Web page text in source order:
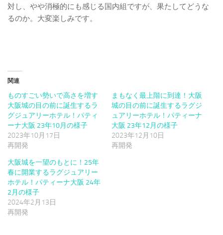
対し、やや消極的にも感じる国内組ですが、果たしてどうな
るのか。大変楽しみです。
関連
ものすごい勢いで高さを増す
大阪城の目の前に誕生するラ
グジュアリーホテル！パティ
ーナ大阪 23年10月の様子
2023年10月17日
再開発
まもなく最上階に到達！大阪
城の目の前に誕生するラグジ
ュアリーホテル！パティーナ
大阪 23年12月の様子
2023年12月10日
再開発
大阪城を一望のもとに！25年
春に開業するラグジュアリー
ホテル！パティーナ大阪 24年
2月の様子
2024年2月13日
再開発